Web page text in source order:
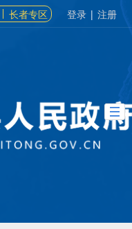
长者专区 登录 | 注册